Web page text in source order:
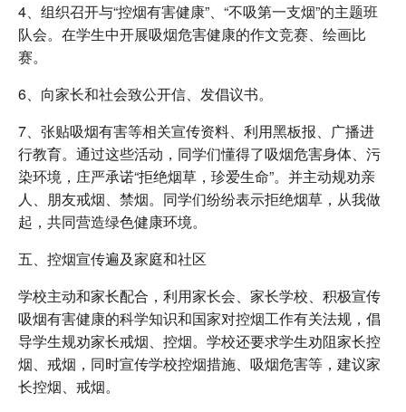
4、组织召开与“控烟有害健康”、“不吸第一支烟”的主题班
队会。在学生中开展吸烟危害健康的作文竞赛、绘画比
赛。
6、向家长和社会致公开信、发倡议书。
7、张贴吸烟有害等相关宣传资料、利用黑板报、广播进
行教育。通过这些活动，同学们懂得了吸烟危害身体、污
染环境，庄严承诺“拒绝烟草，珍爱生命”。并主动规劝亲
人、朋友戒烟、禁烟。同学们纷纷表示拒绝烟草，从我做
起，共同营造绿色健康环境。
五、控烟宣传遍及家庭和社区
学校主动和家长配合，利用家长会、家长学校、积极宣传
吸烟有害健康的科学知识和国家对控烟工作有关法规，倡
导学生规劝家长戒烟、控烟。学校还要求学生劝阻家长控
烟、戒烟，同时宣传学校控烟措施、吸烟危害等，建议家
长控烟、戒烟。